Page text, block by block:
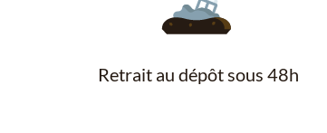
Retrait au dépôt sous 48h